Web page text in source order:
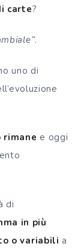
carte?
.
uno di
rimane e oggi
di
in più
o variabili a